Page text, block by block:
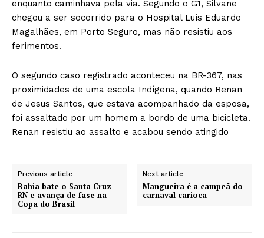
enquanto caminhava pela via. Segundo o G1, Silvane
chegou a ser socorrido para o Hospital Luís Eduardo
Magalhães, em Porto Seguro, mas não resistiu aos
ferimentos.
O segundo caso registrado aconteceu na BR-367, nas
proximidades de uma escola Indígena, quando Renan
de Jesus Santos, que estava acompanhado da esposa,
foi assaltado por um homem a bordo de uma bicicleta.
Renan resistiu ao assalto e acabou sendo atingido
Previous article
Bahia bate o Santa Cruz-
RN e avança de fase na
Copa do Brasil
Next article
Mangueira é a campeã do
carnaval carioca